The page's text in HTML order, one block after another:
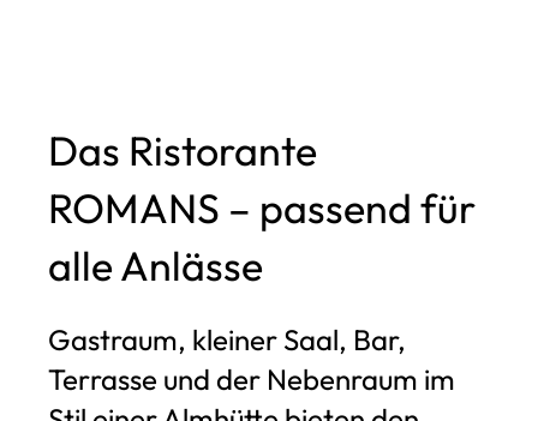
Das Ristorante
ROMANS – passend für
alle Anlässe
Gastraum, kleiner Saal, Bar,
Terrasse und der Nebenraum im